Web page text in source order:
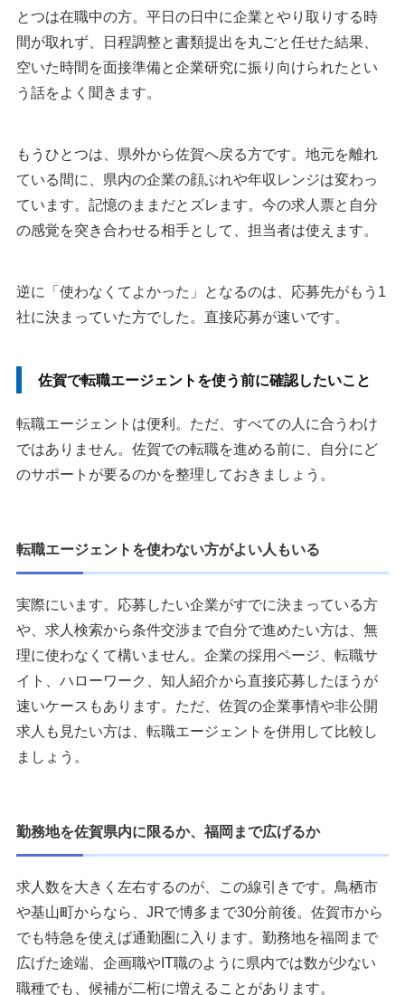
とつは在職中の方。平日の日中に企業とやり取りする時
間が取れず、日程調整と書類提出を丸ごと任せた結果、
空いた時間を面接準備と企業研究に振り向けられたとい
う話をよく聞きます。
もうひとつは、県外から佐賀へ戻る方です。地元を離れ
ている間に、県内の企業の顔ぶれや年収レンジは変わっ
ています。記憶のままだとズレます。今の求人票と自分
の感覚を突き合わせる相手として、担当者は使えます。
逆に「使わなくてよかった」となるのは、応募先がもう1
社に決まっていた方でした。直接応募が速いです。
佐賀で転職エージェントを使う前に確認したいこと
転職エージェントは便利。ただ、すべての人に合うわけ
ではありません。佐賀での転職を進める前に、自分にど
のサポートが要るのかを整理しておきましょう。
転職エージェントを使わない方がよい人もいる
実際にいます。応募したい企業がすでに決まっている方
や、求人検索から条件交渉まで自分で進めたい方は、無
理に使わなくて構いません。企業の採用ページ、転職サ
イト、ハローワーク、知人紹介から直接応募したほうが
速いケースもあります。ただ、佐賀の企業事情や非公開
求人も見たい方は、転職エージェントを併用して比較し
ましょう。
勤務地を佐賀県内に限るか、福岡まで広げるか
求人数を大きく左右するのが、この線引きです。鳥栖市
や基山町からなら、JRで博多まで30分前後。佐賀市から
でも特急を使えば通勤圏に入ります。勤務地を福岡まで
広げた途端、企画職やIT職のように県内では数が少ない
職種でも、候補が二桁に増えることがあります。